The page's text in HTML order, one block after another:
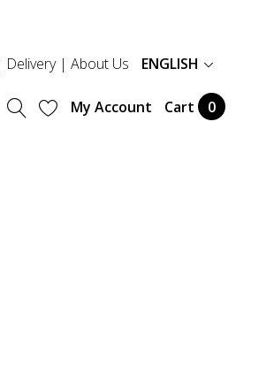
Delivery| About Us ENGLISH
My Account Cart 0